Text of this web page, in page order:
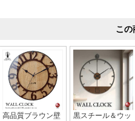
この
高品質ブラウン壁
黒スチール＆ウッ